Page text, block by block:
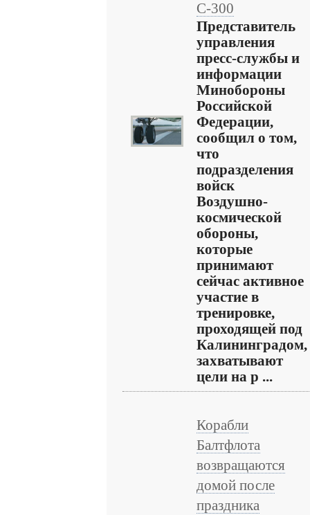
С-300
Представитель
управления
пресс-службы и
информации
Минобороны
Российской
Федерации,
сообщил о том,
что
подразделения
войск
Воздушно-
космической
обороны,
которые
принимают
сейчас активное
участие в
тренировке,
проходящей под
Калининградом,
захватывают
цели на р ...
Корабли
Балтфлота
возвращаются
домой после
праздника